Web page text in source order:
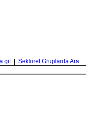
git| Sektörel Gruplarda Ara